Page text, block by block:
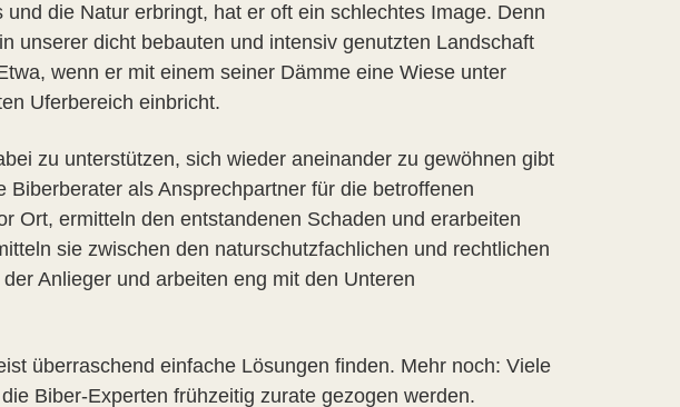
die Natur erbringt, hat er oft ein schlechtes Image. Denn
unserer dicht bebauten und intensiv genutzten Landschaft
wenn er mit einem seiner Dämme eine Wiese unter
Uferbereich einbricht.
zu unterstützen, sich wieder aneinander zu gewöhnen gibt
als Ansprechpartner für die betroffenen
Ort, ermitteln den entstandenen Schaden und erarbeiten
sie zwischen den naturschutzfachlichen und rechtlichen
Anlieger und arbeiten eng mit den Unteren
überraschend einfache Lösungen finden. Mehr noch: Viele
Biber-Experten frühzeitig zurate gezogen werden.